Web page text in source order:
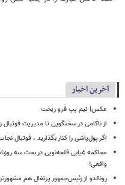
آخرین اخبار
عکس| تیم پپ فرو ریخت
از ناکامی در سخنگویی تا مدیریت
اگر پول‌پاشی را کنار بگذارید ، فوتبال
محاکمه غیابی قلعه‌نویی در بحث سه
واقعی!
رونالدو از رئیس‌جمهور پرتغال هم